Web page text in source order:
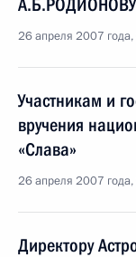
А.Б.РОДИОНОВУ
26 апреля 2007
Участникам и
вручения
«Слава»
26 апреля 2007
Директору